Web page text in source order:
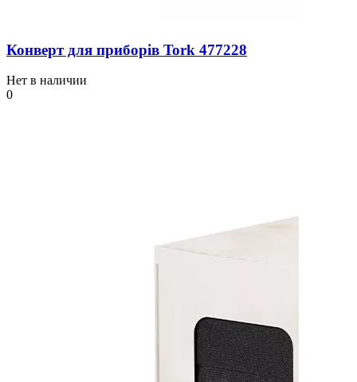
Конверт для приборів Tork 477228
Нет в наличии
0